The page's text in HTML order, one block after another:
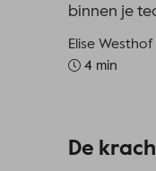
binnen je
Elise Westhof
4 min
De